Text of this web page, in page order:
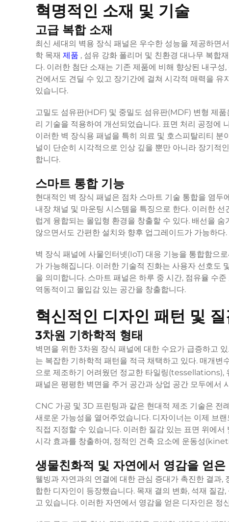
혁명적인 소재 및 기술
고급 복합 소재
최신 세대의 벽용 장식 패널은 우수한 성능을 제공하면
학 목재 제품 , 섬유 강화 폴리머 및 친환경 대나무 복합
다. 이러한 첨단 소재는 기존 제품에 비해 향상된 내구
건에서도 견딜 수 있고 장기간에 걸쳐 시각적 매력을
있습니다.
고밀도 섬유판(HDF) 및 중밀도 섬유판(MDF) 변형 제
리 기술을 적용하여 개선되었습니다. 표면 처리 공정에
이러한 벽 장식용 패널을 특히 의료 및 호스피탈리티
널이 단순히 시각적으로 인상 깊을 뿐만 아니라 장기적
합니다.
스마트 통합 기능
현대적인 벽 장식 패널은 점차 스마트 기술 통합을 염
내장 채널 및 마운팅 시스템을 특징으로 한다. 이러한
럽게 융합되는 몰입형 환경을 창출할 수 있다. 배선을
않으면서도 간편한 설치와 향후 업그레이드가 가능하다.
벽 장식 패널에 사물인터넷(IoT) 대응 기능을 통합함으
가 가능해집니다. 이러한 기술적 진화는 사용자 선호도
을 의미합니다. 스마트 패널은 하루 중 시간, 점유율 수
역동적이고 몰입감 있는 공간을 창출합니다.
혁신적인 디자인 패턴 및
3차원 기하학적 형태
벽면을 위한 3차원 장식 패널에 대한 수요가 급증하고
는 복잡한 기하학적 패턴을 적극 채택하고 있다. 매개
으로 제조하기 어려웠던 정교한 타일링(tessellations),
패널은 평평한 벽면을 주거 공간과 상업 공간 모두에서
CNC 가공 및 3D 프린팅과 같은 현대적 제조 기술은 전
새로운 가능성을 열어주었습니다. 디자이너는 이제 브
직접 지정할 수 있습니다. 이러한 질감 있는 표면 위에
시각 효과를 창출하여, 정적인 건축 요소에 운동성
생물친화적 및 자연에서 영감을 얻은
웰빙과 자연과의 연결에 대한 관심 증대가 촉진한 결과,
합한 디자인이 등장했습니다. 목재 결의 변화, 석재 질
고 있습니다. 이러한 자연에서 영감을 얻은 디자인은